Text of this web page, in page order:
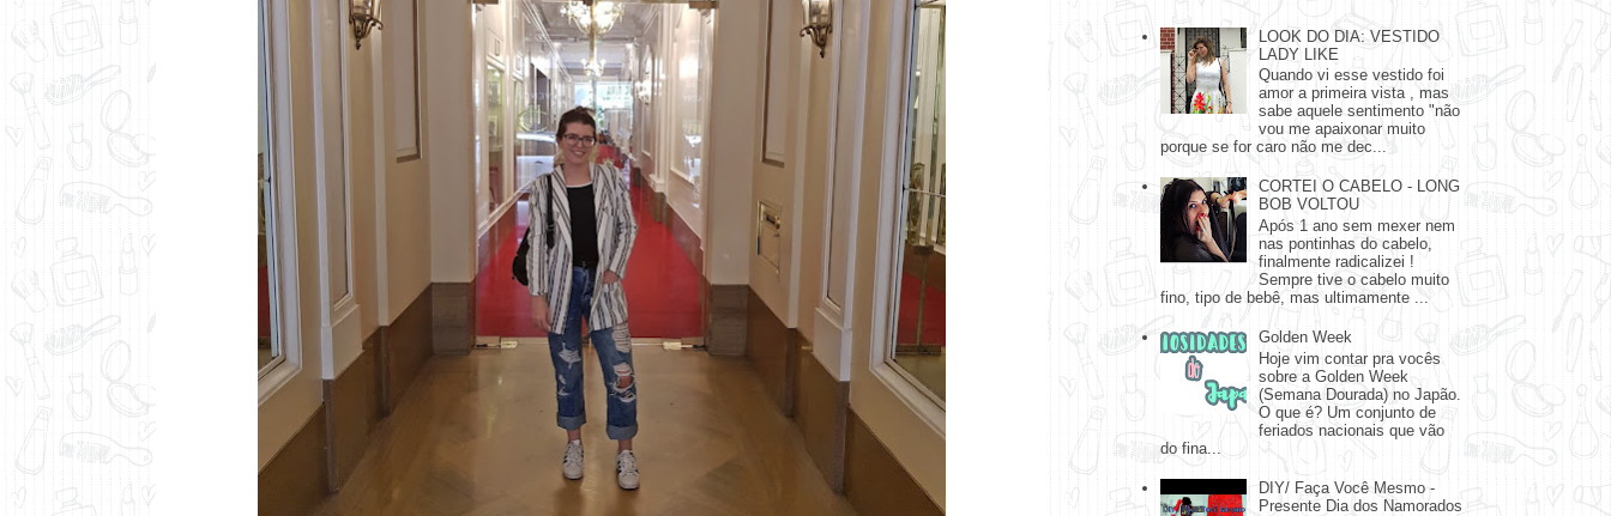
LOOK DO DIA: VESTIDO
LADY LIKE
Quando vi esse vestido foi
amor a primeira vista , mas
sabe aquele sentimento "não
vou me apaixonar muito
porque se for caro não me dec...
CORTEI O CABELO - LONG
BOB VOLTOU
Após 1 ano sem mexer nem
nas pontinhas do cabelo,
finalmente radicalizei !
Sempre tive o cabelo muito
fino, tipo de bebê, mas ultimamente ...
Golden Week
Hoje vim contar pra vocês
sobre a Golden Week
(Semana Dourada) no Japão.
O que é? Um conjunto de
feriados nacionais que vão
do fina...
DIY/ Faça Você Mesmo -
Presente Dia dos Namorados